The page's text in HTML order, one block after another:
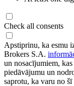
Check all consents
Apstiprinu, ka esmu
Brokers S.A.
un nosacījumiem,
piedāvājumu un
saprotu, ka varu no